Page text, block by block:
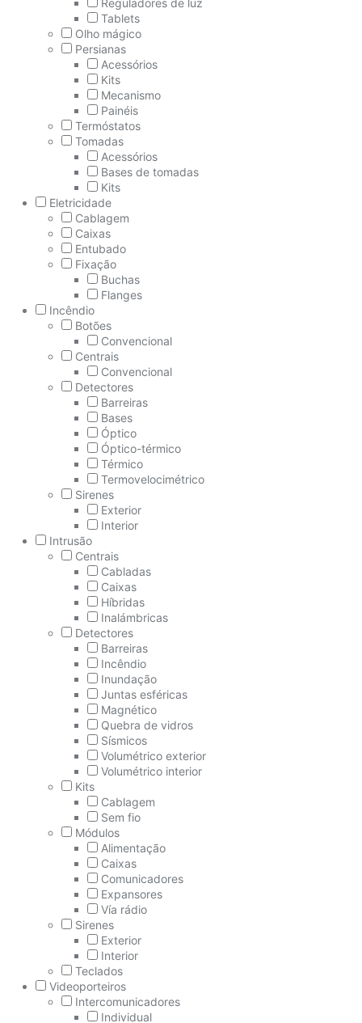
Reguladores de luz
Tablets
Olho mágico
Persianas
Acessórios
Kits
Mecanismo
Painéis
Termóstatos
Tomadas
Acessórios
Bases de tomadas
Kits
Eletricidade
Cablagem
Caixas
Entubado
Fixação
Buchas
Flanges
Incêndio
Botões
Convencional
Centrais
Convencional
Detectores
Barreiras
Bases
Óptico
Óptico-térmico
Térmico
Termovelocimétrico
Sirenes
Exterior
Interior
Intrusão
Centrais
Cabladas
Caixas
Híbridas
Inalámbricas
Detectores
Barreiras
Incêndio
Inundação
Juntas esféricas
Magnético
Quebra de vidros
Sísmicos
Volumétrico exterior
Volumétrico interior
Kits
Cablagem
Sem fio
Módulos
Alimentação
Caixas
Comunicadores
Expansores
Vía rádio
Sirenes
Exterior
Interior
Teclados
Videoporteiros
Intercomunicadores
Individual